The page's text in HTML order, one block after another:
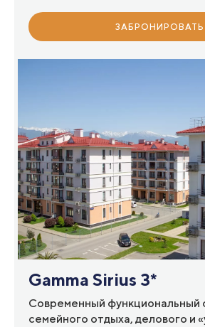
ЗАБРОНИРОВАТЬ
Gamma Sirius 3*
Современный функциональный
семейного отдыха, делового и